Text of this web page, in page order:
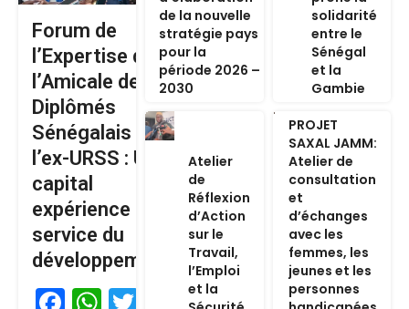
Forum de
l’Expertise de
l’Amicale des
Diplômés
Sénégalais de
l’ex-URSS : Un
capital
expérience au
service du
développement
de la nouvelle
stratégie pays
pour la
période 2026 –
2030
solidarité
entre le
Sénégal
et la
Gambie
Atelier
de
Réflexion
d’Action
sur le
Travail,
l’Emploi
et la
PROJET
SAXAL JAMM:
Atelier de
consultation
et
d’échanges
avec les
femmes, les
jeunes et les
personnes